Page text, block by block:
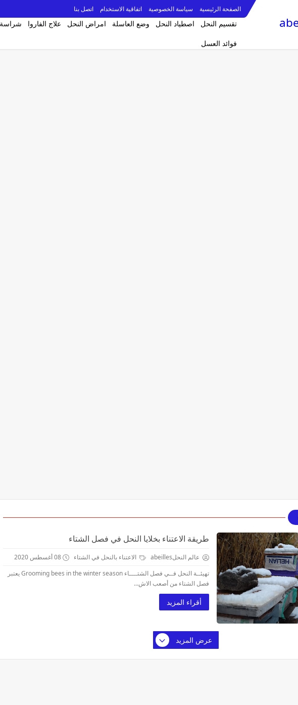
الصفحة الرئيسية سياسة الخصوصية اتفاقية الاستخدام اتصل بنا
تقسيم النحل اصطياد النحل وضع العاسلة امراض النحل علاج الفاروا شراسة
فوائد العسل
طريقة الاعتناء بخلايا النحل في فصل الشتاء
عالم النحلabeilles الاعتناء بالنحل في الشتاء
08 أغسطس 2020
تهيئــة النحل فــي فصل الشتــــاء Grooming bees in the winter season يعتبر
فصل الشتاء من أصعب الاش...
أقراء المزيد
عرض المزيد